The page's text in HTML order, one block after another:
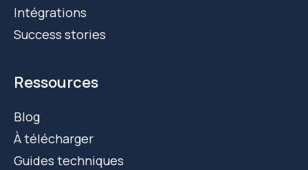
Intégrations
Success stories
Ressources
Blog
À télécharger
Guides techniques